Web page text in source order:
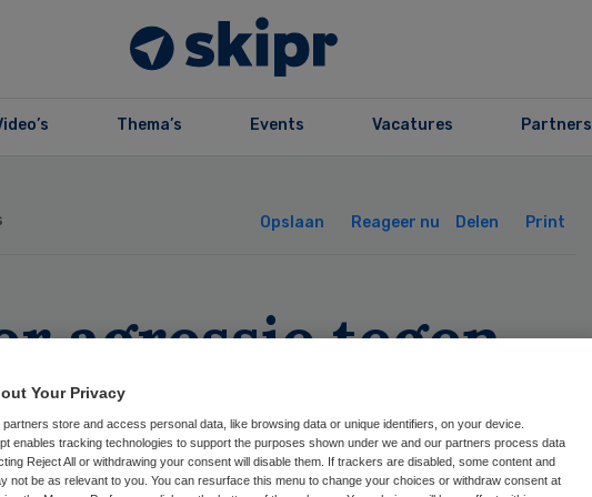
Thema’s Events Vacatures Partners
Opslaan Reageer nu Delen Print
agressie tegen
Your Privacy
partners store and access personal data, like browsing data or unique identifiers, on your device.
enables tracking technologies to support the purposes shown under we and our partners process data
Reject All or withdrawing your consent will disable them. If trackers are disabled, some content and
not be as relevant to you. You can resurface this menu to change your choices or withdraw consent at